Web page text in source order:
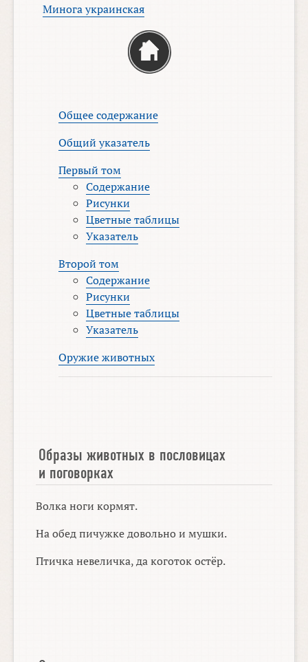
Минога украинская
Общее содержание
Общий указатель
Первый том
Содержание
Рисунки
Цветные таблицы
Указатель
Второй том
Содержание
Рисунки
Цветные таблицы
Указатель
Оружие животных
Образы животных в пословицах
и поговорках
Волка ноги кормят.
На обед пичужке довольно и мушки.
Птичка невеличка, да коготок остёр.